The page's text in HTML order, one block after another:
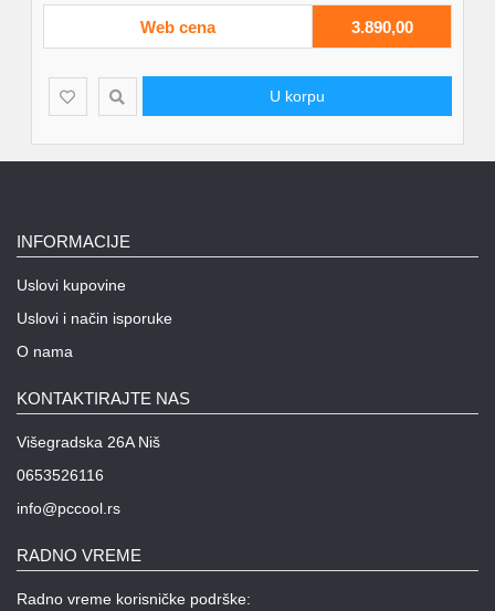
Web cena 3.890,00
U korpu
INFORMACIJE
Uslovi kupovine
Uslovi i način isporuke
O nama
KONTAKTIRAJTE NAS
Višegradska 26A Niš
0653526116
info@pccool.rs
RADNO VREME
Radno vreme korisničke podrške: